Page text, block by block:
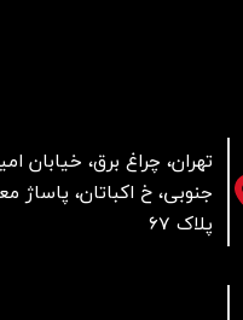
تهران، چراغ برق، خیابان
جنوبی، خ اکباتان، پاساژ
پلاک 67